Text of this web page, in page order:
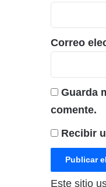
i
o
*
Correo
Guarda
comente.
Recibir
Este sitio